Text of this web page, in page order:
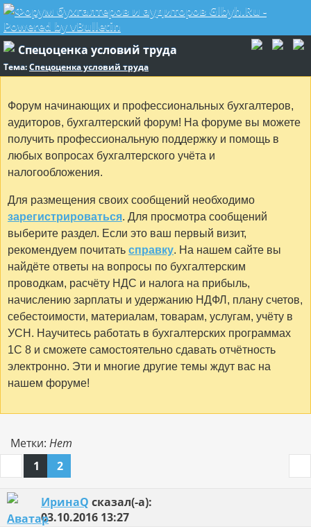
Спецоценка условий труда
Тема:Спецоценка условий труда
Форум начинающих и профессиональных бухгалтеров,
аудиторов, бухгалтерский форум! На форуме вы можете
получить профессиональную поддержку и помощь в
любых вопросах бухгалтерского учёта и
налогообложения.
Для размещения своих сообщений необходимо
зарегистрироваться. Для просмотра сообщений
выберите раздел. Если это ваш первый визит,
рекомендуем почитать справку. На нашем сайте вы
найдёте ответы на вопросы по бухгалтерским
проводкам, расчёту НДС и налога на прибыль,
начислению зарплаты и удержанию НДФЛ, плану счетов,
себестоимости, материалам, товарам, услугам, учёту в
УСН. Научитесь работать в бухгалтерских программах
1С 8 и сможете самостоятельно сдавать отчётность
электронно. Эти и многие другие темы ждут вас на
нашем форуме!
Метки: Нет
1
2
ИринаQ сказал(-а):
03.10.2016 13:27